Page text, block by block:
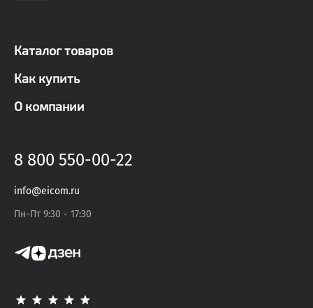
Каталог товаров
Как купить
О компании
8 800 550-00-22
info@eicom.ru
Пн-Пт 9:30 - 17:30